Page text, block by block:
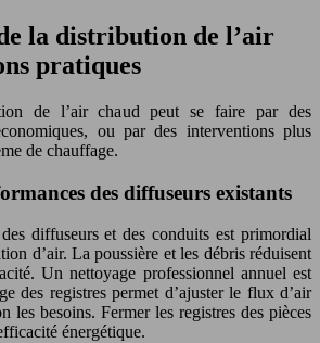
la distribution de l’air
pratiques
de l’air chaud peut se faire par des
ou par des interventions plus
de chauffage.
des diffuseurs existants
diffuseurs et des conduits est primordial
d’air. La poussière et les débris réduisent
Un nettoyage professionnel annuel est
des registres permet d’ajuster le flux d’air
les besoins. Fermer les registres des pièces
énergétique.